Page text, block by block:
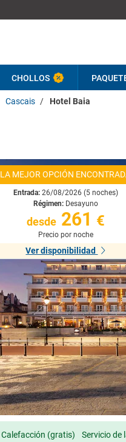
CHOLLOS
Cascais / Hotel Baia
LA MEJOR OPCIÓN
Entrada: 26/08/2026 (5 noches)
Régimen: Desayuno
desde 261 €
Precio por noche
Ver disponibilidad
Calefacción (gratis) Servicio de